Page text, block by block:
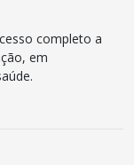
completo a
em